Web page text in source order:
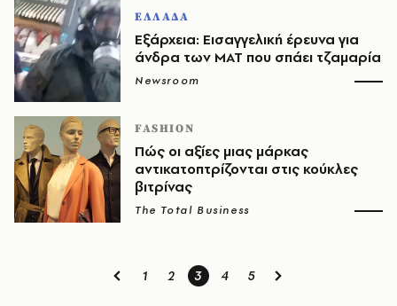
ΕΛΛΑΔΑ
Εξάρχεια: Εισαγγελική έρευνα για
άνδρα των ΜΑΤ που σπάει τζαμαρία
Newsroom
FASHION
Πώς οι αξίες μιας μάρκας
αντικατοπτρίζονται στις κούκλες
βιτρίνας
The Total Business
1 2 3 4 5